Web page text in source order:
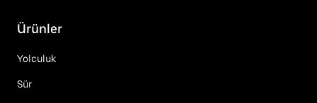
Ürünler
Yolculuk
Sür